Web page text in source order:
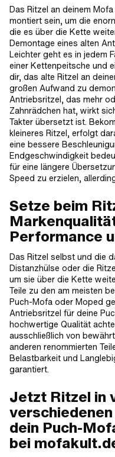
Das Ritzel an deinem
montiert sein, um die
die es über die Kette
Demontage eines alten
Leichter geht es in jedem
einer Kettenpeitsche und
dir, das alte Ritzel an
großen Aufwand zu
Antriebsritzel, das mehr
Zahnrädchen hat, wirkt
Takter übersetzt ist.
kleineres Ritzel, erfolgt
eine bessere
Endgeschwindigkeit
für eine längere
Speed zu erzielen,
Setze beim
Performance
Das Ritzel selbst und die
Distanzhülse oder die
um sie über die Kette
Teile zu den am meisten
Puch-Mofa oder Moped
Antriebsritzel für deine
hochwertige Qualität
ausschließlich von
anderen renommierten
Belastbarkeit und
garantiert.
Jetzt Ritzel in
dein Puch-
bei